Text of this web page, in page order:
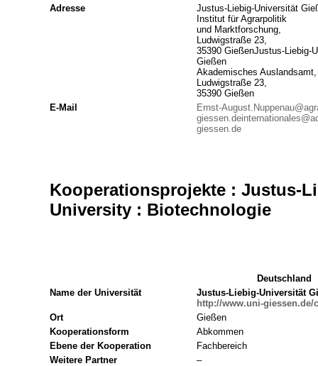
Adresse
Justus-Liebig-Universität
Institut für Agrarpolitik
und Marktforschung,
Ludwigstraße 23,
35390 GießenJustus-Liebig-
Gießen
Akademisches Auslandsamt,
Ludwigstraße 23,
35390 Gießen
E-Mail
Ernst-
giessen.de
giessen.de
Kooperationsprojekte : Justus-
University : Biotechnologie
Deutschland
Name der Universität
Justus-Liebig-Universität
http://www.uni-giessen.de/
Ort
Gießen
Kooperationsform
Abkommen
Ebene der Kooperation
Fachbereich
Weitere Partner
–